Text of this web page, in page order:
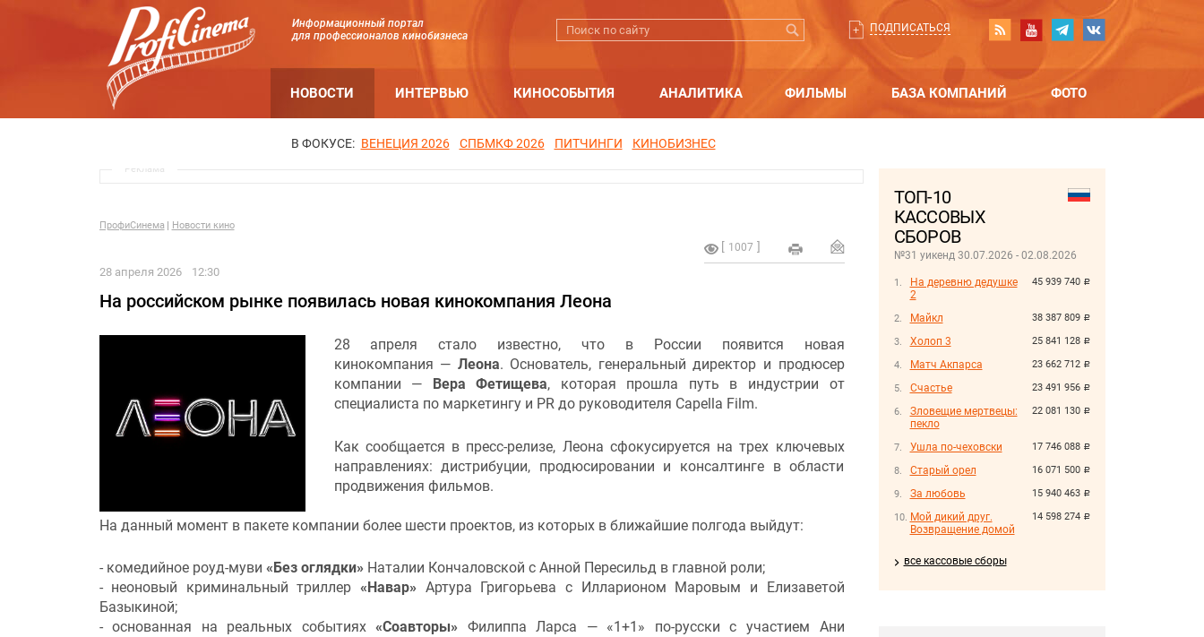
Информационный портал
для профессионалов кинобизнеса
ПОДПИСАТЬСЯ
НОВОСТИ ИНТЕРВЬЮ КИНОСОБЫТИЯ АНАЛИТИКА ФИЛЬМЫ БАЗА КОМПАНИЙ ФОТО
В ФОКУСЕ: ВЕНЕЦИЯ 2026 СПБМКФ 2026 ПИТЧИНГИ КИНОБИЗНЕС
ТОП-10
КАССОВЫХ
СБОРОВ
№31 уикенд 30.07.2026 - 02.08.2026
45 939 740 руб.
На деревню дедушке
2
38 387 809 руб.
Майкл
25 841 128 руб.
Холоп 3
23 662 712 руб.
Матч Акпарса
23 491 956 руб.
Счастье
22 081 130 руб.
Зловещие мертвецы:
пекло
17 746 088 руб.
Ушла по-чеховски
16 071 500 руб.
Старый орел
15 940 463 руб.
За любовь
14 598 274 руб.
Мой дикий друг.
Возвращение домой
все кассовые сборы
Реклама
ПрофиСинема Новости кино
1007
28 апреля 2026 12:30
На российском рынке появилась новая кинокомпания Леона
28 апреля стало известно, что в России появится новая
кинокомпания — Леона. Основатель, генеральный директор и продюсер
компании — Вера Фетищева, которая прошла путь в индустрии от
специалиста по маркетингу и PR до руководителя Capella Film.
Как сообщается в пресс-релизе, Леона сфокусируется на трех ключевых
направлениях: дистрибуции, продюсировании и консалтинге в области
продвижения фильмов.
На данный момент в пакете компании более шести проектов, из которых в ближайшие полгода выйдут:
- комедийное роуд-муви «Без оглядки» Наталии Кончаловской с Анной Пересильд в главной роли;
- неоновый криминальный триллер«Навар» Артура Григорьева с Илларионом Маровым и Елизаветой
Базыкиной;
- основанная на реальных событиях«Соавторы» Филиппа Ларса — «1+1» по-русски с участием Ани